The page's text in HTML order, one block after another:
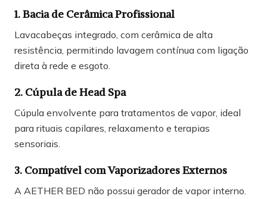
1. Bacia de Cerâmica Profissional
Lavacabeças integrado, com cerâmica de alta
resistência, permitindo lavagem contínua com ligação
direta à rede e esgoto.
2. Cúpula de Head Spa
Cúpula envolvente para tratamentos de vapor, ideal
para rituais capilares, relaxamento e terapias
sensoriais.
3. Compatível com Vaporizadores Externos
A AETHER BED não possui gerador de vapor interno.